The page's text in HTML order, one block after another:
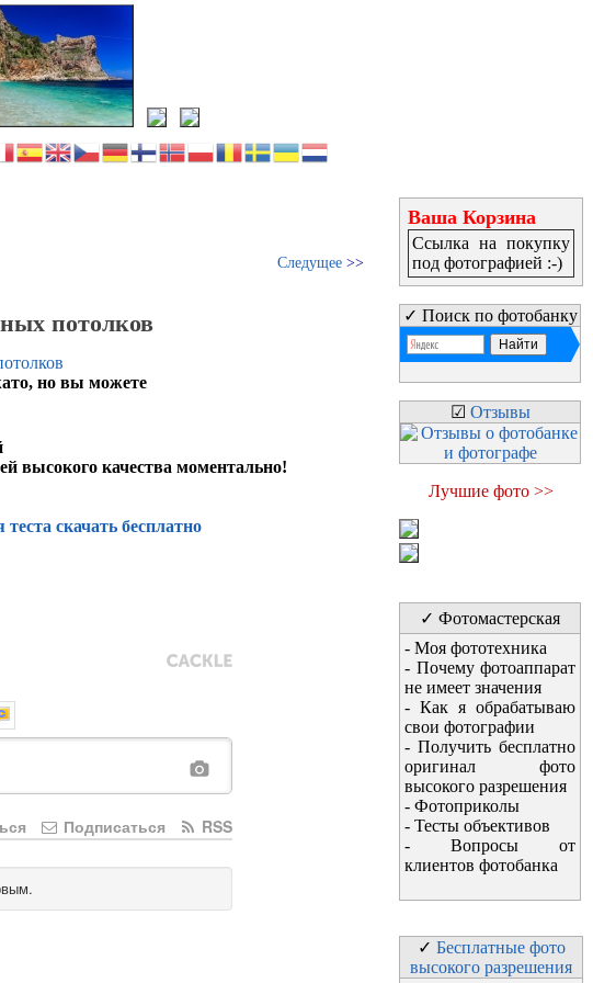
Следущее >>
потолков
но вы можете
высокого качества моментально!
скачать бесплатно
RSS
Подписаться
Ваша Корзина
Ссылка на покупку
под фотографией :-)
✓ Поиск по фотобанку
☑ Отзывы
Лучшие фото >>
✓ Фотомастерская
- Моя фототехника
- Почему фотоаппарат
не имеет значения
- Как я обрабатываю
свои фотографии
- Получить бесплатно
оригинал фото
высокого разрешения
- Фотоприколы
- Тесты объективов
- Вопросы от
клиентов фотобанка
✓ Бесплатные фото
высокого разрешения